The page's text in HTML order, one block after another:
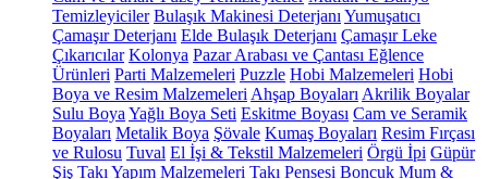
Temizleyiciler Bulaşık Makinesi Deterjanı Yumuşatıcı
Çamaşır Deterjanı Elde Bulaşık Deterjanı Çamaşır Leke
Çıkarıcılar Kolonya Pazar Arabası ve Çantası Eğlence
Ürünleri Parti Malzemeleri Puzzle Hobi Malzemeleri Hobi
Boya ve Resim Malzemeleri Ahşap Boyaları Akrilik Boyalar
Sulu Boya Yağlı Boya Seti Eskitme Boyası Cam ve Seramik
Boyaları Metalik Boya Şövale Kumaş Boyaları Resim Fırçası
ve Rulosu Tuval El İşi & Tekstil Malzemeleri Örgü İpi Güpür
Şiş Takı Yapım Malzemeleri Takı Pensesi Boncuk Mum &